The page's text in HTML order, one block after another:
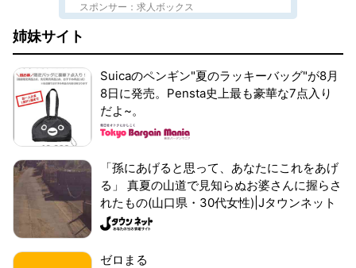
スポンサー：求人ボックス
姉妹サイト
Suicaのペンギン"夏のラッキーバッグ"が8月
8日に発売。Pensta史上最も豪華な7点入り
だよ~。
「孫にあげると思って、あなたにこれをあげ
る」 真夏の山道で見知らぬお婆さんに握らさ
れたもの(山口県・30代女性)|Jタウンネット
ゼロまる